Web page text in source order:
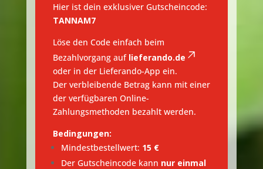
Hier ist dein exklusiver Gutscheincode:
TANNAM7
Löse den Code einfach beim
Bezahlvorgang auf lieferando.de
oder in der Lieferando-App ein.
Der verbleibende Betrag kann mit einer
der verfügbaren Online-
Zahlungsmethoden bezahlt werden.
Bedingungen:
Mindestbestellwert: 15 €
Der Gutscheincode kann nur einmal